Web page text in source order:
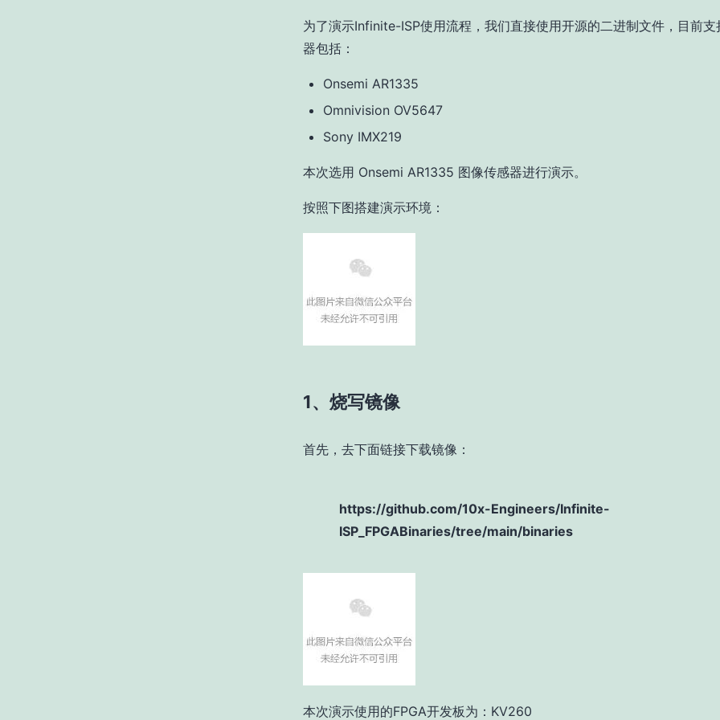
为了演示Infinite-ISP使用流程，我们直接使用开源的二进制文件，目前支
器包括：
Onsemi AR1335
Omnivision OV5647
Sony IMX219
本次选用 Onsemi AR1335 图像传感器进行演示。
按照下图搭建演示环境：
1、烧写镜像
首先，去下面链接下载镜像：
https://github.com/10x-Engineers/Infinite-
ISP_FPGABinaries/tree/main/binaries
本次演示使用的FPGA开发板为：KV260